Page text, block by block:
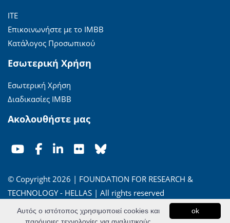
ΙΤΕ
Επικοινωνήστε με το ΙΜΒΒ
Κατάλογος Προσωπικού
Εσωτερική Χρήση
Εσωτερική Χρήση
Διαδικασίες ΙΜΒΒ
Ακολουθήστε μας
© Copyright 2026 | FOUNDATION FOR RESEARCH &
TECHNOLOGY - HELLAS | All rights reserved
'Οροι Χρήσης|Πολιτική Απορρήτου ok
Αυτός ο ιστότοπος χρησιμοποιεί cookies και